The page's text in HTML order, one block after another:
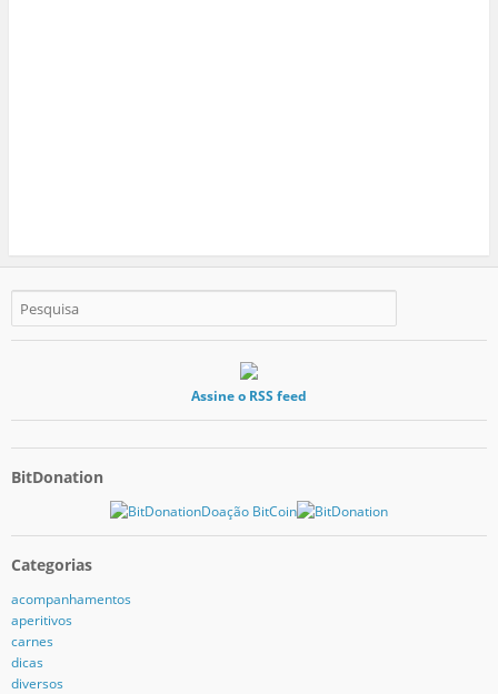
Assine o RSS feed
BitDonation
Doação BitCoin
Categorias
acompanhamentos
aperitivos
carnes
dicas
diversos